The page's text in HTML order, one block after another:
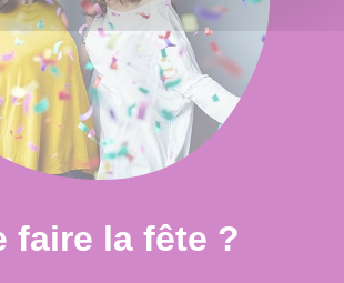
faire la fête ?